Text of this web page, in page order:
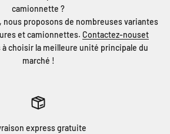
camionnette ?
nous proposons de nombreuses variantes
et camionnettes. Contactez-nouset
choisir la meilleure unité principale du
marché !
express gratuite